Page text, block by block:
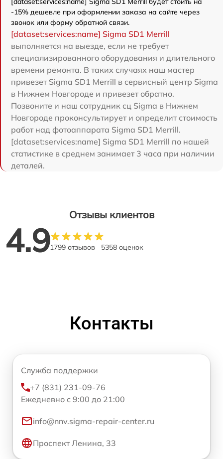
-15% дешевле при оформлении заказа на сайте через
звонок или форму обратной связи.
[dataset:services:name] Sigma SD1 Merrill
выполняется на выезде, если не требует
специализированного оборудования и длительного
времени ремонта. В таких случаях наш мастер
привезет Sigma SD1 Merrill в сервисный центр Sigma
в Нижнем Новгороде и привезет обратно.
Позвоните и наш сотрудник сц Sigma в Нижнем
Новгороде проконсультирует и определит стоимость
работ над фотоаппарата Sigma SD1 Merrill.
[dataset:services:name] Sigma SD1 Merrill по нашей
статистике в среднем занимает 3 часа при наличии
деталей.
Отзывы клиентов
4.91799 отзывов 5358 оценок
Контакты
Служба поддержки
+7 (831) 231-09-76
Ежедневно с 9:00 до 21:00
info@nnv.sigma-repair-center.ru
Проспект Ленина, 33